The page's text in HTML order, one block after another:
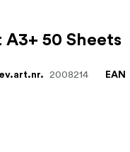
50 Sheets
2008214 EAN